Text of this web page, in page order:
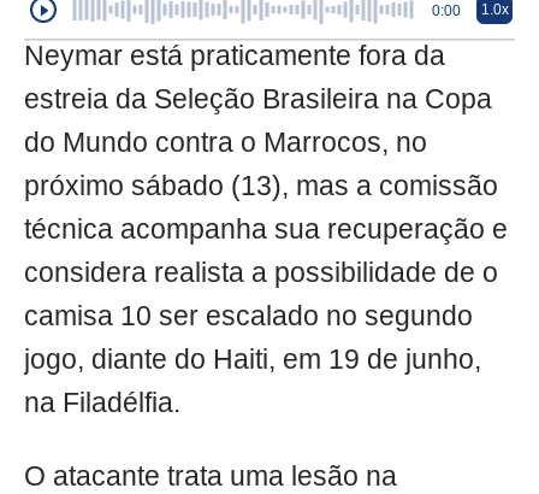
0:00 1.0x
Neymar está praticamente fora da
estreia da Seleção Brasileira na Copa
do Mundo contra o Marrocos, no
próximo sábado (13), mas a comissão
técnica acompanha sua recuperação e
considera realista a possibilidade de o
camisa 10 ser escalado no segundo
jogo, diante do Haiti, em 19 de junho,
na Filadélfia.
O atacante trata uma lesão na